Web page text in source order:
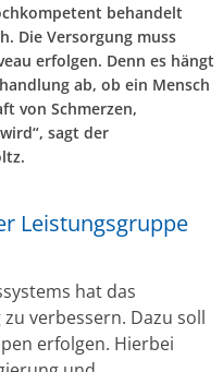
behandelt
Die Versorgung muss
erfolgen. Denn es hängt
ab, ob ein Mensch
von Schmerzen,
sagt der
Leistungsgruppe
hat das
verbessern. Dazu soll
erfolgen. Hierbei